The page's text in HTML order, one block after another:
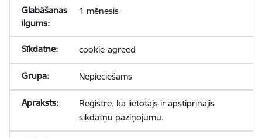
1 mēnesis
cookie-agreed
Nepieciešams
Reģistrē, ka lietotājs ir apstiprinājis
sīkdatņu paziņojumu.